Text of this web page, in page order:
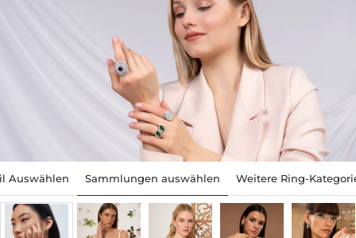
Auswählen Sammlungen auswählen Weitere Ring-